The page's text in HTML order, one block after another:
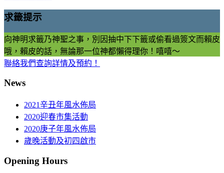
求籤提示
向神明求籤乃神聖之事，別因抽中下下籤或偷看過簽文而賴皮
哦，賴皮的話，無論那一位神都懶得理你！嘻嘻～
聯絡我們查詢詳情及預約！
News
2021辛丑年風水佈局
2020迎春市集活動
2020庚子年風水佈局
歲晚活動及初四啟市
Opening Hours